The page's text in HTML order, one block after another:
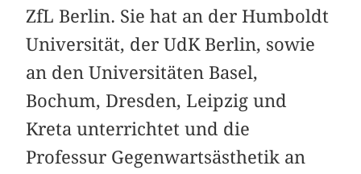
ZfL Berlin. Sie hat an der Humboldt
Universität, der UdK Berlin, sowie
an den Universitäten Basel,
Bochum, Dresden, Leipzig und
Kreta unterrichtet und die
Professur Gegenwartsästhetik an